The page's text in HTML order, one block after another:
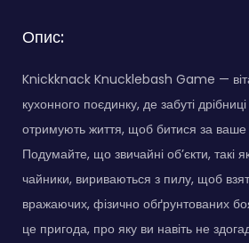
Опис:
Knickknack Knucklebash Game —
кухонного поєдинку, де забуті
отримують життя, щоб битися за ваше
Подумайте, що звичайні об’єкти, такі
чайники, вириваються з пилу, щоб
вражаючих, фізично обґрунтованих
це пригода, про яку ви навіть не